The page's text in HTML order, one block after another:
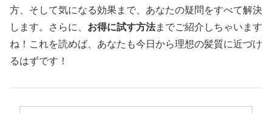
方、そして気になる効果まで、あなたの疑問をすべて解決
します。さらに、 お得に試す方法までご紹介しちゃいます
ね！これを読めば、あなたも今日から理想の髪質に近づけ
るはずです！